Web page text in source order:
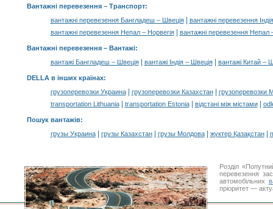
Вантажні перевезення– Транспорт:
вантажні перевезення Бангладеш – Швеція|
вантажні перевезення
вантажні перевезення Непал – Норвегія| вантажні перевезення Непал
Вантажні перевезення – Вантажі:
вантажі Бангладеш – Швеція| вантажі Індія – Швеція| вантажі Китай –
DELLA в інших країнах:
грузоперевозки Украина| грузоперевозки Казахстан|
грузоперевозки
transportation Lithuania| transportation Estonia| відстані між містами|
Пошук вантажів:
грузы Украина| грузы Казахстан| грузы Молдова| жүктер Қазақстан|
Розділ
перевезення
автомобільних
пріоритет —